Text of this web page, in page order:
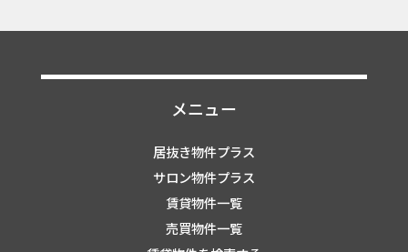
メニュー
居抜き物件プラス
サロン物件プラス
賃貸物件一覧
売買物件一覧